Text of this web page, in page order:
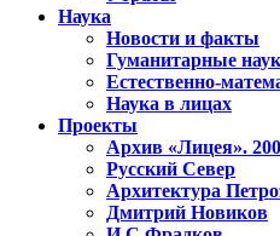
Наука
Новости и факты
Гуманитарные
Естественно-
Наука в лицах
Проекты
Архив «Лицея».
Русский Север
Архитектура
Дмитрий Новиков